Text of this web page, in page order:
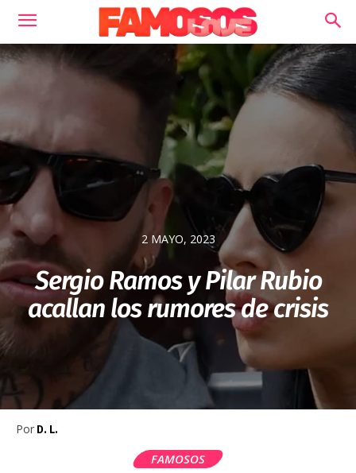
2 MAYO, 2023
Sergio Ramos y Pilar Rubio
acallan los rumores de crisis
Por D. L.
FAMOSOS